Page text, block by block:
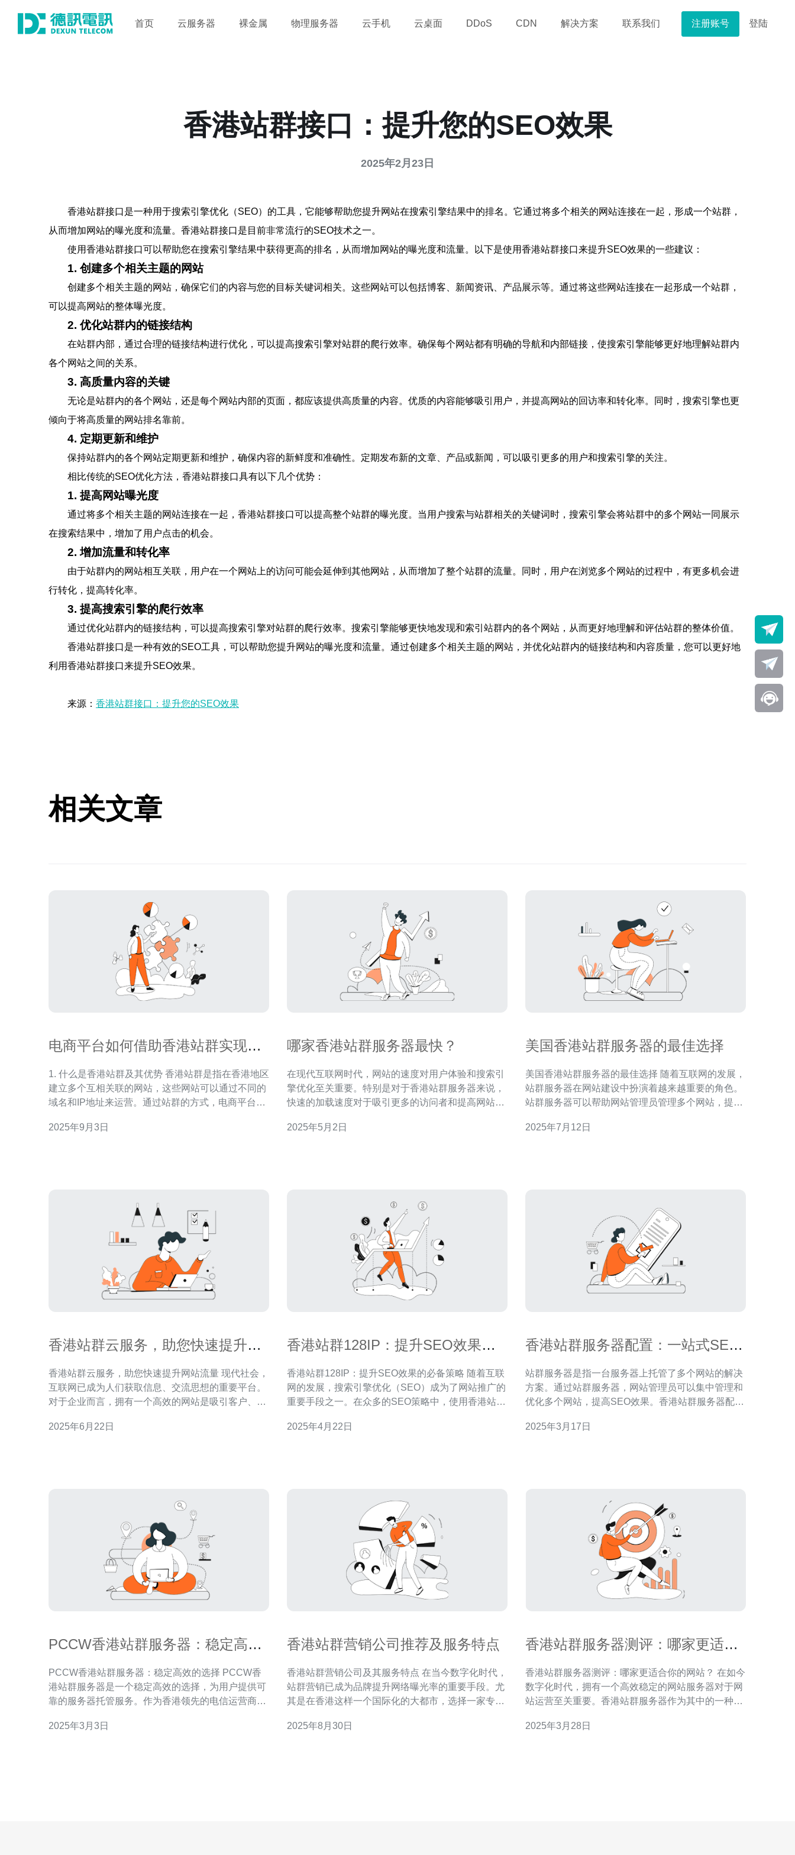
首页 云服务器 裸金属 物理服务器 云手机 云桌面 DDoS CDN 解决方案 联系我们 注册账号 登陆
香港站群接口：提升您的SEO效果
2025年2月23日
香港站群接口是一种用于搜索引擎优化（SEO）的工具，它能够帮助您提升网站在搜索引擎结果中的排名。它通过将多个相关的网站连接在一起，形成一个站群，
从而增加网站的曝光度和流量。香港站群接口是目前非常流行的SEO技术之一。
使用香港站群接口可以帮助您在搜索引擎结果中获得更高的排名，从而增加网站的曝光度和流量。以下是使用香港站群接口来提升SEO效果的一些建议：
1. 创建多个相关主题的网站
创建多个相关主题的网站，确保它们的内容与您的目标关键词相关。这些网站可以包括博客、新闻资讯、产品展示等。通过将这些网站连接在一起形成一个站群，
可以提高网站的整体曝光度。
2. 优化站群内的链接结构
在站群内部，通过合理的链接结构进行优化，可以提高搜索引擎对站群的爬行效率。确保每个网站都有明确的导航和内部链接，使搜索引擎能够更好地理解站群内
各个网站之间的关系。
3. 高质量内容的关键
无论是站群内的各个网站，还是每个网站内部的页面，都应该提供高质量的内容。优质的内容能够吸引用户，并提高网站的回访率和转化率。同时，搜索引擎也更
倾向于将高质量的网站排名靠前。
4. 定期更新和维护
保持站群内的各个网站定期更新和维护，确保内容的新鲜度和准确性。定期发布新的文章、产品或新闻，可以吸引更多的用户和搜索引擎的关注。
相比传统的SEO优化方法，香港站群接口具有以下几个优势：
1. 提高网站曝光度
通过将多个相关主题的网站连接在一起，香港站群接口可以提高整个站群的曝光度。当用户搜索与站群相关的关键词时，搜索引擎会将站群中的多个网站一同展示
在搜索结果中，增加了用户点击的机会。
2. 增加流量和转化率
由于站群内的网站相互关联，用户在一个网站上的访问可能会延伸到其他网站，从而增加了整个站群的流量。同时，用户在浏览多个网站的过程中，有更多机会进
行转化，提高转化率。
3. 提高搜索引擎的爬行效率
通过优化站群内的链接结构，可以提高搜索引擎对站群的爬行效率。搜索引擎能够更快地发现和索引站群内的各个网站，从而更好地理解和评估站群的整体价值。
香港站群接口是一种有效的SEO工具，可以帮助您提升网站的曝光度和流量。通过创建多个相关主题的网站，并优化站群内的链接结构和内容质量，您可以更好地
利用香港站群接口来提升SEO效果。
来源： 香港站群接口：提升您的SEO效果
相关文章
电商平台如何借助香港站群实现流
1. 什么是香港站群及其优势 香港站群是指在香港地区
建立多个互相关联的网站，这些网站可以通过不同的
域名和IP地址来运营。通过站群的方式，电商平台能
度。具体优势包括： - 提升 SEO 排名：多个网站可
2025年9月3日
哪家香港站群服务器最快？
在现代互联网时代，网站的速度对用户体验和搜索引
擎优化至关重要。特别是对于香港站群服务器来说，
快速的加载速度对于吸引更多的访问者和提高网站的
港站群服务提供商是至关重要的。 在选择香港站群服
2025年5月2日
美国香港站群服务器的最佳选择
美国香港站群服务器的最佳选择 随着互联网的发展，
站群服务器在网站建设中扮演着越来越重要的角色。
站群服务器可以帮助网站管理员管理多个网站，提高
国香港站群服务器是一个不错的选择。 美国香港站群
2025年7月12日
香港站群云服务，助您快速提升网
香港站群云服务，助您快速提升网站流量 现代社会，
互联网已成为人们获取信息、交流思想的重要平台。
对于企业而言，拥有一个高效的网站是吸引客户、提
而出，吸引更多的访问者，提升流量，需要一些专业
2025年6月22日
香港站群128IP：提升SEO效果的
香港站群128IP：提升SEO效果的必备策略 随着互联
网的发展，搜索引擎优化（SEO）成为了网站推广的
重要手段之一。在众多的SEO策略中，使用香港站群
光度。本文将介绍如何利用香港站群128IP来提升
2025年4月22日
香港站群服务器配置：一站式SEO
站群服务器是指一台服务器上托管了多个网站的解决
方案。通过站群服务器，网站管理员可以集中管理和
优化多个网站，提高SEO效果。香港站群服务器配置
许多便利。 香港站群服务器配置具有以下优势： 网
2025年3月17日
PCCW香港站群服务器：稳定高效
PCCW香港站群服务器：稳定高效的选择 PCCW香
港站群服务器是一个稳定高效的选择，为用户提供可
靠的服务器托管服务。作为香港领先的电信运营商，
的网站能够稳定运行，并获得卓越的性能表现。
2025年3月3日
香港站群营销公司推荐及服务特点
香港站群营销公司及其服务特点 在当今数字化时代，
站群营销已成为品牌提升网络曝光率的重要手段。尤
其是在香港这样一个国际化的大都市，选择一家专业
优秀的香港站群营销公司，及其独特的服务特点。 以
2025年8月30日
香港站群服务器测评：哪家更适合
香港站群服务器测评：哪家更适合你的网站？ 在如今
数字化时代，拥有一个高效稳定的网站服务器对于网
站运营至关重要。香港站群服务器作为其中的一种选
香港站群服务器中，如何选择一家最适合自己的呢？
2025年3月28日